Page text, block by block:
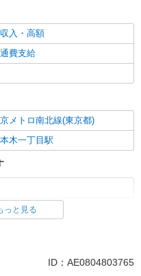
入・高額
費支給
メトロ南北線(東京都)
木一丁目駅
探す
っと見る
ID：AE0804803765